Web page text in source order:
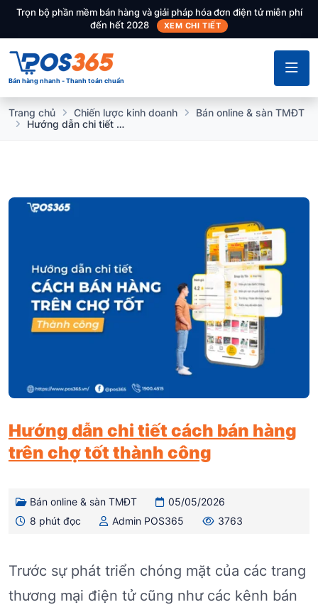
Trọn bộ phần mềm bán hàng và giải pháp hóa đơn điện tử miễn phí
đến hết 2028
XEM CHI TIẾT
Bán hàng nhanh - Thanh toán chuẩn
Trang chủ Chiến lược kinh doanh
Bán online & sàn TMĐT
Hướng dẫn chi tiết cách bán hàng trên chợ tốt thành công
Hướng dẫn chi tiết cách bán hàng
trên chợ tốt thành công
Bán online & sàn TMĐT
05/05/2026
8 phút đọc
Admin POS365 3763
Trước sự phát triển chóng mặt của các trang
thương mại điện tử cũng như các kênh bán